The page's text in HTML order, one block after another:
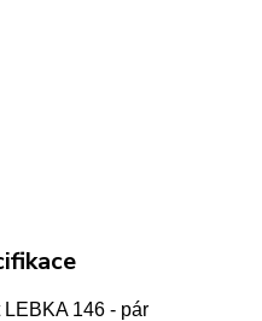
146 - pár